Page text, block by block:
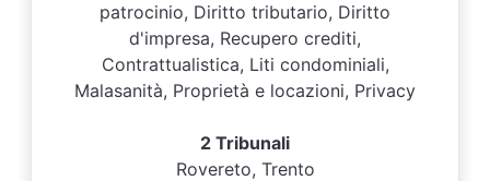
patrocinio, Diritto tributario, Diritto
d'impresa, Recupero crediti,
Contrattualistica, Liti condominiali,
Malasanità, Proprietà e locazioni, Privacy
2 Tribunali
Rovereto, Trento